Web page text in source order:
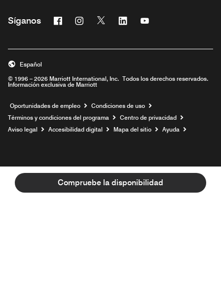
Compruebe la disponibilidad
Síganos Facebook
Abre una ventana nueva
Instagram
Abre una ventana nueva
Twitter
Abre una ventana nueva
Linkedin
Abre una ventana nueva
Abre una ventana
© 1996 – 2026 Marriott International, Inc. Todos los derechos reservados.
Información exclusiva de Marriott
Español
Oportunidades de empleo Abre una ventana nueva
Condiciones de uso
Términos y condiciones del programa
Centro de privacidad
Aviso legal
Accesibilidad digital Mapa del sitio Ayuda